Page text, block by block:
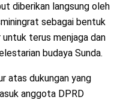
diberikan langsung oleh
sebagai bentuk
untuk terus menjaga dan
budaya Sunda.
atas dukungan yang
anggota DPRD